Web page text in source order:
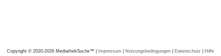
Copyright © 2020-2026 MediathekSuche™ | Impressum | Nutzungsbedingungen | Datenschutz | Hilfe